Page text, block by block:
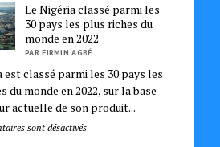
Le Nigéria classé parmi les
30 pays les plus riches du
monde en 2022
PAR FIRMIN AGBÉ
est classé parmi les 30 pays les
du monde en 2022, sur la base
actuelle de son produit...
sont désactivés